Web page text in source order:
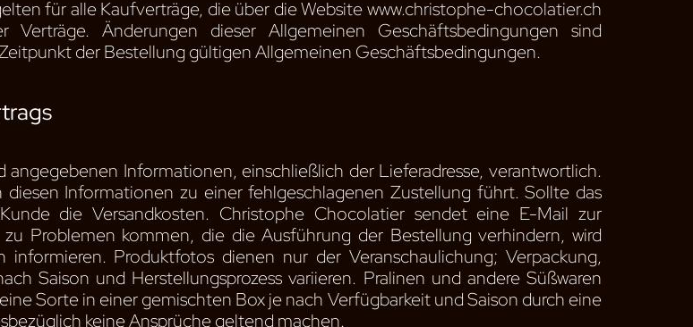
für alle Kaufverträge, die über die Website www.christophe-chocolatier.ch
Änderungen dieser Allgemeinen Geschäftsbedingungen sind
der Bestellung gültigen Allgemeinen Geschäftsbedingungen.
Informationen, einschließlich der Lieferadresse, verantwortlich.
Informationen zu einer fehlgeschlagenen Zustellung führt. Sollte das
die Versandkosten. Christophe Chocolatier sendet eine E-Mail zur
Problemen kommen, die die Ausführung der Bestellung verhindern, wird
Produktfotos dienen nur der Veranschaulichung; Verpackung,
Saison und Herstellungsprozess variieren. Pralinen und andere Süßwaren
Sorte in einer gemischten Box je nach Verfügbarkeit und Saison durch eine
keine Ansprüche geltend machen.